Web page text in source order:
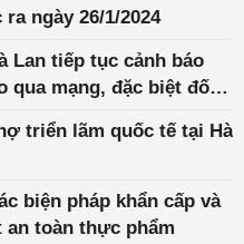
ngày 26/1/2024
Lan tiếp tục cảnh báo
mạng, đặc biệt đối
triển lãm quốc tế tại Hà
biện pháp khẩn cấp và
toàn thực phẩm